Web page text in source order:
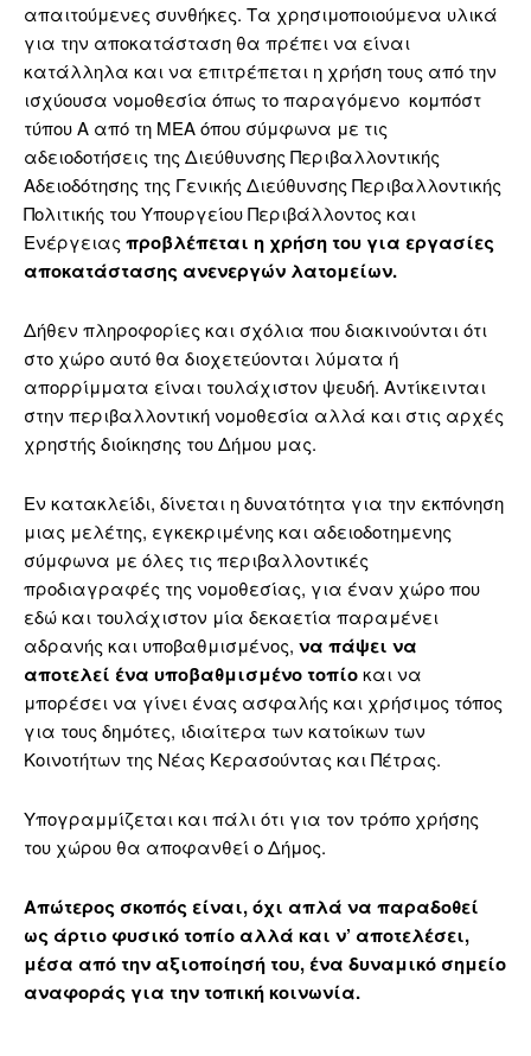
απαιτούμενες συνθήκες. Τα χρησιμοποιούμενα υλικά
για την αποκατάσταση θα πρέπει να είναι
κατάλληλα και να επιτρέπεται η χρήση τους από την
ισχύουσα νομοθεσία όπως το παραγόμενο κομπόστ
τύπου Α από τη ΜΕΑ όπου σύμφωνα με τις
αδειοδοτήσεις της Διεύθυνσης Περιβαλλοντικής
Αδειοδότησης της Γενικής Διεύθυνσης Περιβαλλοντικής
Πολιτικής του Υπουργείου Περιβάλλοντος και
Ενέργειας προβλέπεται η χρήση του για εργασίες
αποκατάστασης ανενεργών λατομείων.
Δήθεν πληροφορίες και σχόλια που διακινούνται ότι
στο χώρο αυτό θα διοχετεύονται λύματα ή
απορρίμματα είναι τουλάχιστον ψευδή. Αντίκεινται
στην περιβαλλοντική νομοθεσία αλλά και στις αρχές
χρηστής διοίκησης του Δήμου μας.
Εν κατακλείδι, δίνεται η δυνατότητα για την εκπόνηση
μιας μελέτης, εγκεκριμένης και αδειοδοτημενης
σύμφωνα με όλες τις περιβαλλοντικές
προδιαγραφές της νομοθεσίας, για έναν χώρο που
εδώ και τουλάχιστον μία δεκαετία παραμένει
αδρανής και υποβαθμισμένος, να πάψει να
αποτελεί ένα υποβαθμισμένο τοπίοκαι να
μπορέσει να γίνει ένας ασφαλής και χρήσιμος τόπος
για τους δημότες, ιδιαίτερα των κατοίκων των
Κοινοτήτων της Νέας Κερασούντας και Πέτρας.
Υπογραμμίζεται και πάλι ότι για τον τρόπο χρήσης
του χώρου θα αποφανθεί ο Δήμος.
Απώτερος σκοπός είναι, όχι απλά να παραδοθεί
ως άρτιο φυσικό τοπίο αλλά και ν’ αποτελέσει,
μέσα από την αξιοποίησή του, ένα δυναμικό σημείο
αναφοράς για την τοπική κοινωνία.